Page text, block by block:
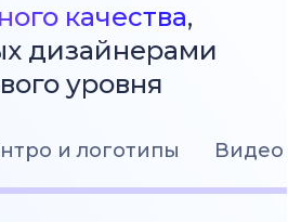
качества,
дизайнерами
уровня
и логотипы Видео